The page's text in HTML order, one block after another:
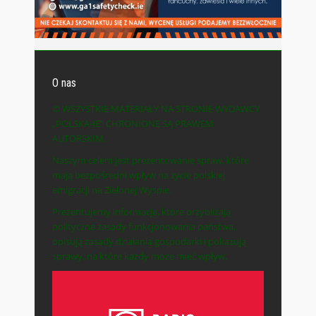
O nas
© WSZYSTKIE MATERIAŁY NA STRONIE WYDAWCY
„POLSKA-IE” CHRONIONE SĄ PRAWEM
AUTORSKIM.
Naszym celem jest prezentowanie spraw, które
mają bezpośredni wpływ na życie polskiej
emigracji na Zielonej Wyspie.
Prezentujemy informacje, które przybliżają
polityczne zasady funkcjonowania państwa,
opisują zasady działania gospodarki i pokazują
sprawy, na które każdy może mieć wpływ.